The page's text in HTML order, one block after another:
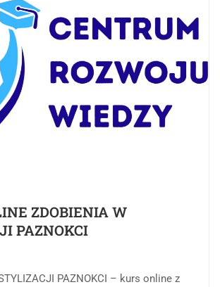
ZDOBIENIA W
PAZNOKCI
PAZNOKCI – kurs online z